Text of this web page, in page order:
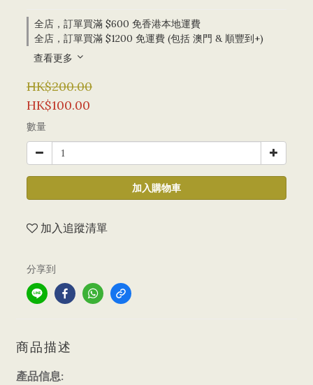
全店，訂單買滿 $600 免香港本地運費
全店，訂單買滿 $1200 免運費 (包括 澳門 & 順豐到+)
查看更多
HK$200.00
HK$100.00
數量
加入購物車
加入追蹤清單
分享到
商品描述
產品信息: